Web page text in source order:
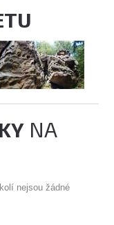
NA
nejsou žádné